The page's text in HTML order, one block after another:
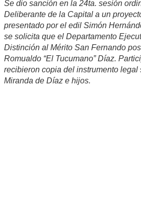
Se dio sanción en la 24ta. sesión
Deliberante de la Capital a un
presentado por el edil Simón
se solicita que el Departamento
Distinción al Mérito San Fernando
Romualdo “El Tucumano” Díaz.
recibieron copia del instrumento legal
Miranda de Díaz e hijos.